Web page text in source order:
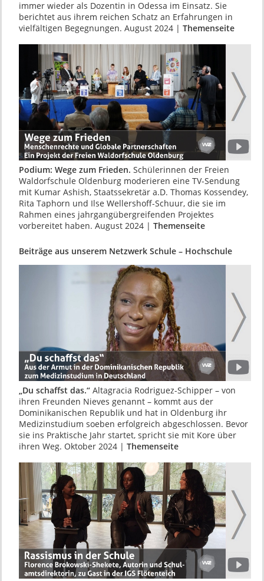
immer wieder als Dozentin in Odessa im Einsatz. Sie
berichtet aus ihrem reichen Schatz an Erfahrungen in
vielfältigen Begegnungen. August 2024 | Themenseite
Podium: Wege zum Frieden. Schü­lerinnen der Freien
Waldorfschule Oldenburg moderieren eine TV-Sendung
mit Kumar Ashish, Staats­sekretär a.D. Thomas Kossendey,
Rita Taphorn und Ilse Wellershoff-Schuur, die sie im
Rahmen eines jahrgangübergreifenden Projektes
vorbereitet haben. August 2024 | Themenseite
Beiträge aus unserem Netzwerk Schule – Hochschule
„Du schaffst das.“Altagracia Rodriguez-Schip­per – von
ihren Freunden Nieves genannt – kommt aus der
Dominikanischen Republik und hat in Oldenburg ihr
Medizinstudium soeben erfolgreich abgeschlossen. Bevor
sie ins Praktische Jahr startet, spricht sie mit Kore über
ihren Weg. Oktober 2024 | Themenseite